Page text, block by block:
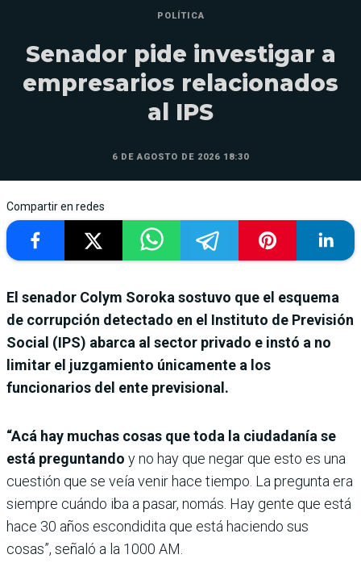
POLÍTICA
Senador pide investigar a
empresarios relacionados
al IPS
6 DE AGOSTO DE 2026 18:30
Compartir en redes
El senador Colym Soroka sostuvo que el esquema
de corrupción detectado en el Instituto de Previsión
Social (IPS) abarca al sector privado e instó a no
limitar el juzgamiento únicamente a los
funcionarios del ente previsional.
“Acá hay muchas cosas que toda la ciudadanía se
está preguntando y no hay que negar que esto es una
cuestión que se veía venir hace tiempo. La pregunta era
siempre cuándo iba a pasar, nomás. Hay gente que está
hace 30 años escondidita que está haciendo sus
cosas”, señaló a la 1000 AM.